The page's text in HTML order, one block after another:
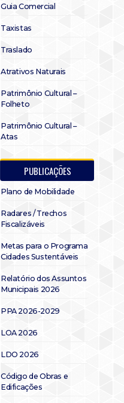
Guia Comercial
Taxistas
Traslado
Atrativos Naturais
Patrimônio Cultural –
Folheto
Patrimônio Cultural –
Atas
PUBLICAÇÕES
Plano de Mobilidade
Radares / Trechos
Fiscalizáveis
Metas para o Programa
Cidades Sustentáveis
Relatório dos Assuntos
Municipais 2026
PPA 2026-2029
LOA 2026
LDO 2026
Código de Obras e
Edificações